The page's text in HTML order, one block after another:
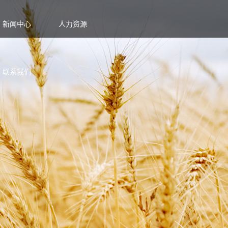
新闻中心 人力资源
联系我们